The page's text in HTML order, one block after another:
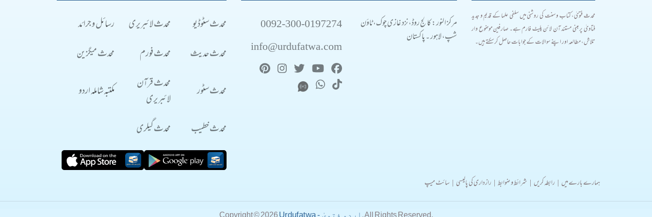
محدث فتویٰ، کتاب و سنت کی روشنی میں سلفی علما کے قدیم و جدید
فتاویٰ پر مبنی مستند آن لائن پلیٹ فارم ہے۔ صارفین موضوع وار
تلاش، مطالعہ اور اپنے سوالات کے جوابات حاصل کر سکتے ہیں۔
مرکز النور: کالج روڈ، نزد غازی چوک، ٹاؤن
شپ، لاہور ۔ پاکستان
0092-300-0197274
info@urdufatwa.com
محدث سٹوڈیو محدث لائبریری
رسائل و جرائد
محدث حدیث
محدث فورم محدث میگزین
محدث سٹور
محدث قرآن
لائبریری
مکتبہ شاملہ اردو
محدث خطیب محدث گیلری
ہمارے بارے میں | رابطہ کریں | شرائط و ضوابط | رازداری کی پالیسی | سائٹ میپ
Copyright © 2026 Urdufatwa - اردو فتویٰ . All Rights Reserved.